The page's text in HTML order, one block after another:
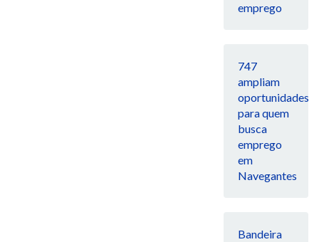
emprego
747
ampliam
oportunidades
para quem
busca
emprego
em
Navegantes
Bandeira